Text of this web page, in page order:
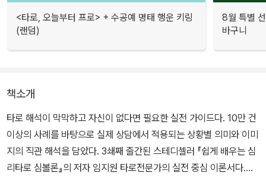
<타로, 오늘부터 프로> + 수공예 명태 행운 키링
(랜덤)
8월 특별
바구니
책소개
타로 해석이 막막하고 자신이 없다면 필요한 실전 가이드다. 10만 건
이상의 사례를 바탕으로 실제 상담에서 적용되는 상황별 의미와 이미
지의 직관 해석을 담았다. 3쇄째 출간된 스테디셀러 『쉽게 배우는 심
리타로 심볼론』의 저자 임지원 타로전문가의 실전 중심 이론서다.